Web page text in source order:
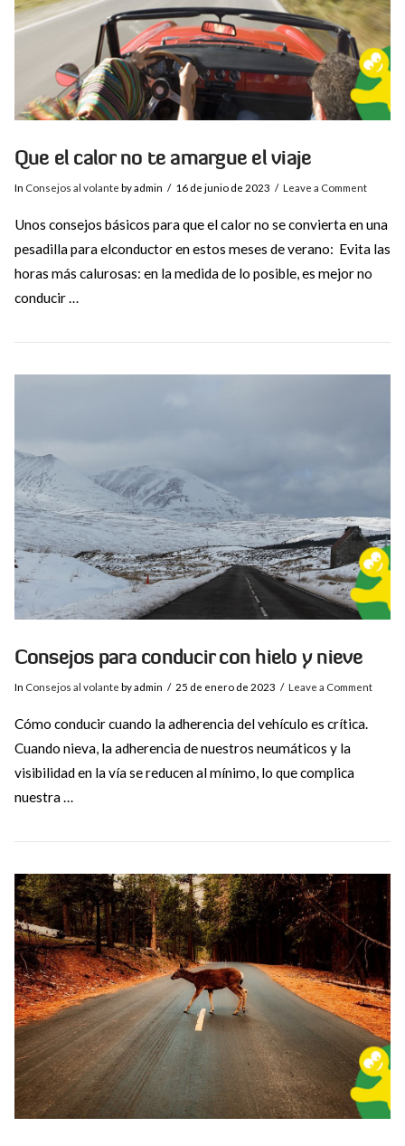
VIEW POST
Que el calor no te amargue el viaje
In Consejos al volante by admin 16 de junio de 2023 Leave a Comment
Unos consejos básicos para que el calor no se convierta en una
pesadilla para elconductor en estos meses de verano: Evita las
horas más calurosas: en la medida de lo posible, es mejor no
conducir …
VIEW POST
Consejos para conducir con hielo y nieve
In Consejos al volante by admin 25 de enero de 2023 Leave a Comment
Cómo conducir cuando la adherencia del vehículo es crítica.
Cuando nieva, la adherencia de nuestros neumáticos y la
visibilidad en la vía se reducen al mínimo, lo que complica
nuestra …